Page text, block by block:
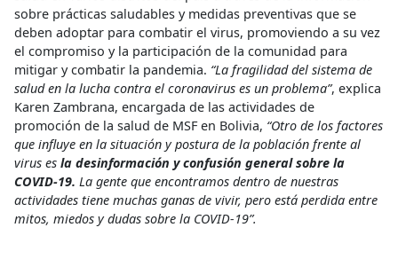
sobre prácticas saludables y medidas preventivas que se
deben adoptar para combatir el virus, promoviendo a su vez
el compromiso y la participación de la comunidad para
mitigar y combatir la pandemia. “La fragilidad del sistema de
salud en la lucha contra el coronavirus es un problema”, explica
Karen Zambrana, encargada de las actividades de
promoción de la salud de MSF en Bolivia, “Otro de los factores
que influye en la situación y postura de la población frente al
virus es la desinformación y confusión general sobre la
COVID-19. La gente que encontramos dentro de nuestras
actividades tiene muchas ganas de vivir, pero está perdida entre
mitos, miedos y dudas sobre la COVID-19”.